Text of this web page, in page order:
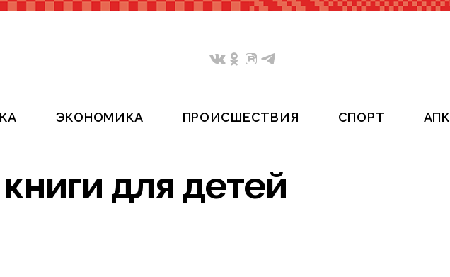
ЭКОНОМИКА ПРОИСШЕСТВИЯ СПОРТ АПК
для детей